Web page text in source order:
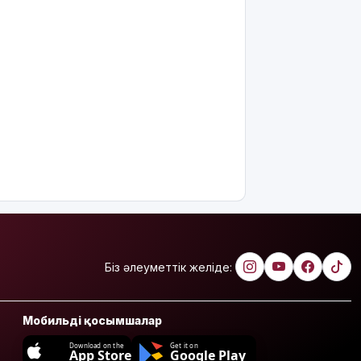
Біз әлеуметтік желіде:
Мобильді қосымшалар
Download on the
App Store
Get it on
Google Play